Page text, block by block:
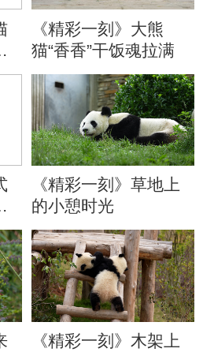
《精彩一刻》大熊
猫“香香”干饭魂拉满
《精彩一刻》草地上
的小憩时光
《精彩一刻》木架上